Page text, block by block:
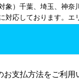
象）千葉、埼玉、神奈
対応しております。エ
お支払方法をご利用